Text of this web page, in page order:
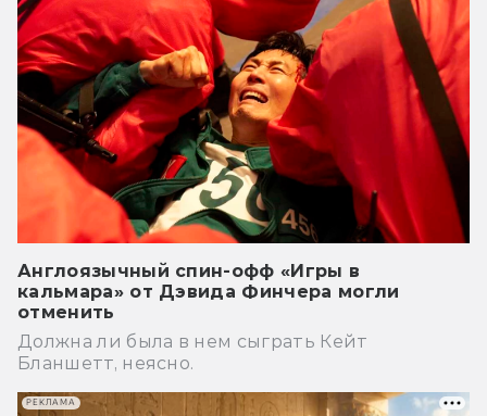
Англоязычный спин-офф «Игры в
кальмара» от Дэвида Финчера могли
отменить
Должна ли была в нем сыграть Кейт
Бланшетт, неясно.
РЕКЛАМА